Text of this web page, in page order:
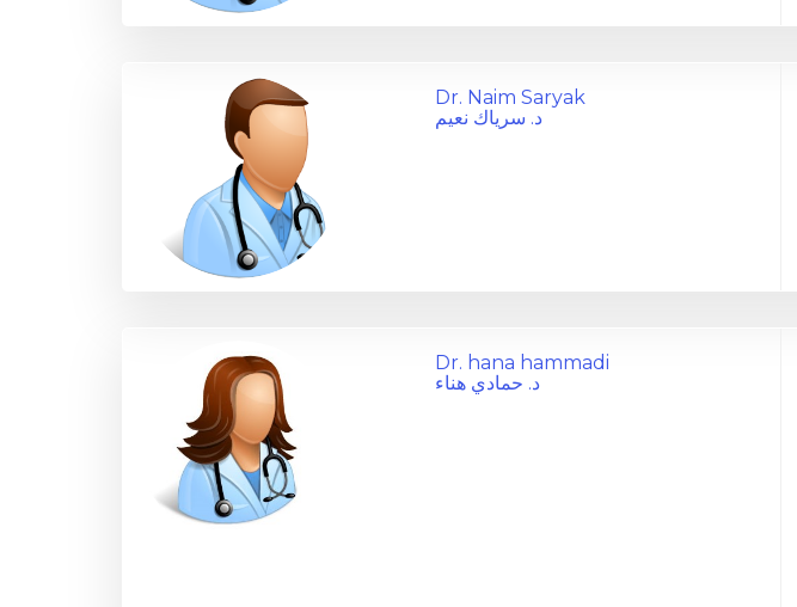
Dr. Naim Saryak
د. سرياك نعيم
Dr. hana hammadi
د. حمادي هناء